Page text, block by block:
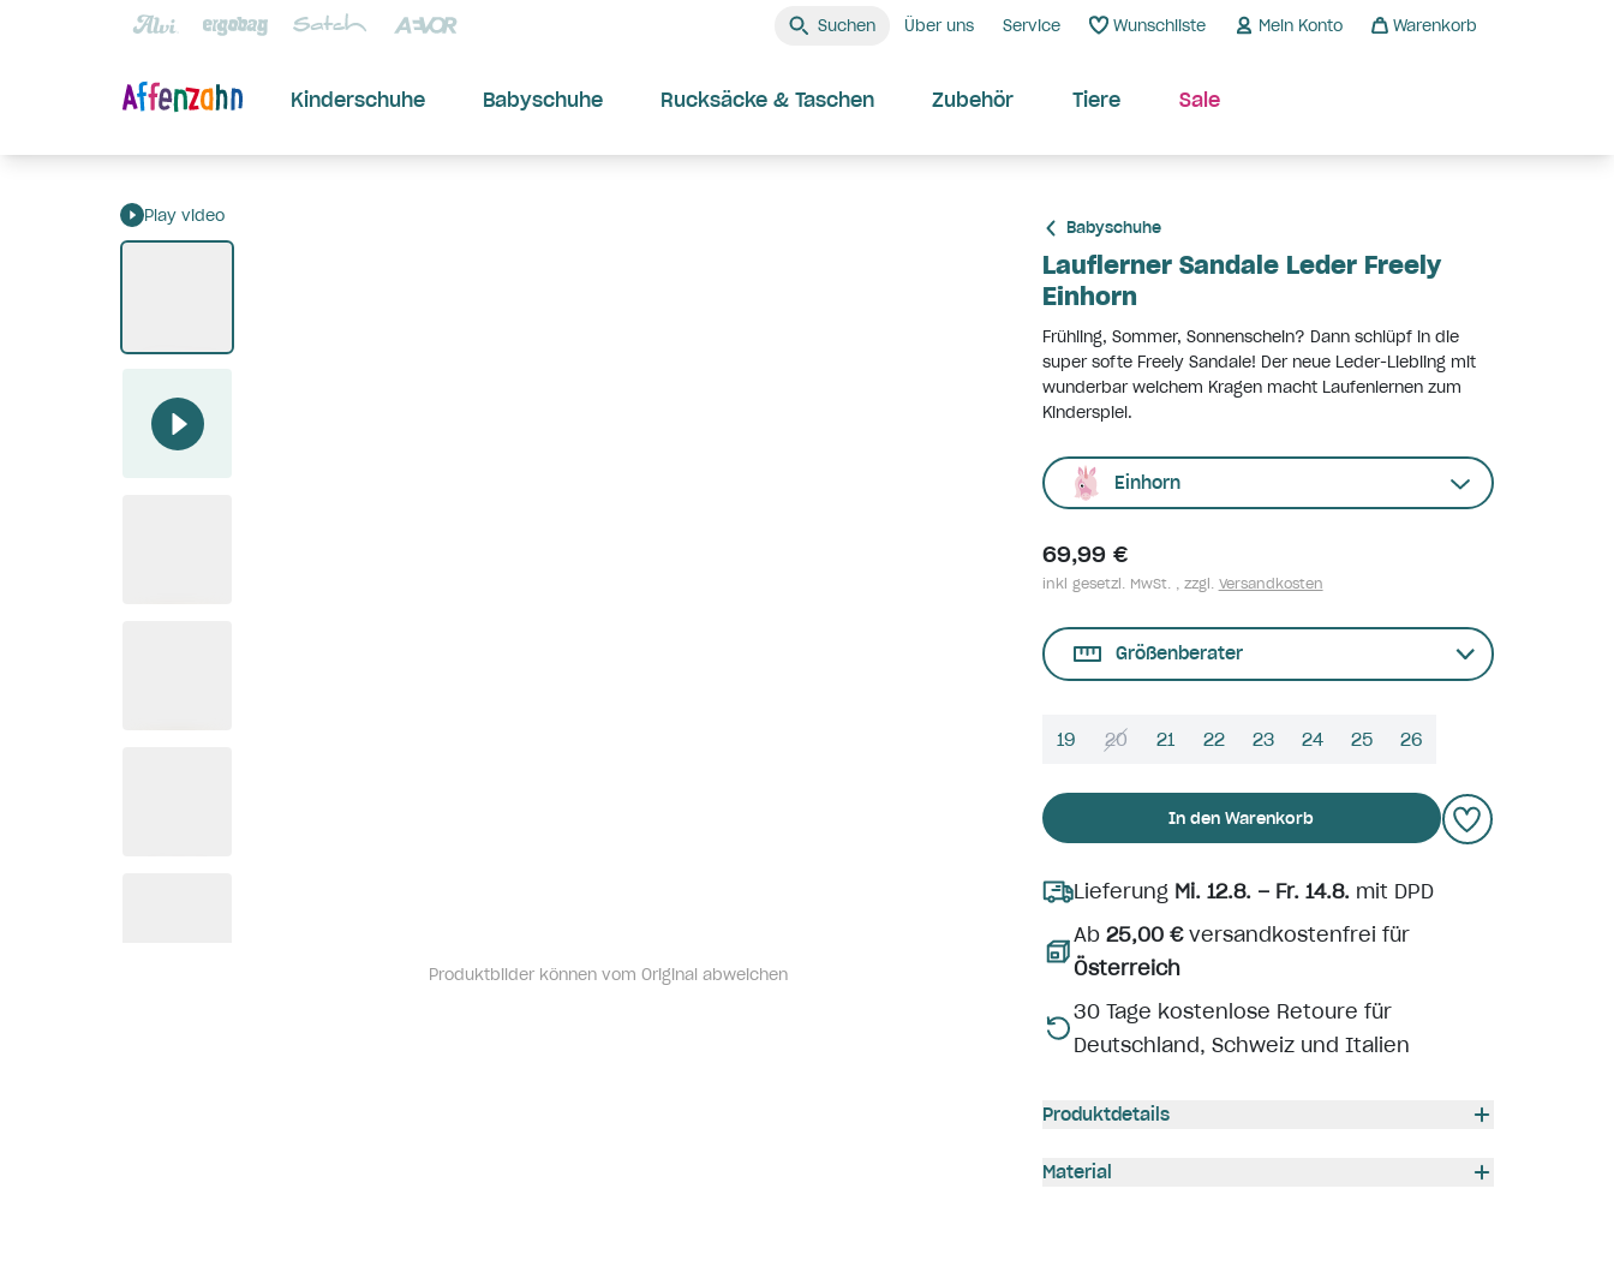
Suchen Über uns Service Wunschliste Mein Konto Warenkorb
Kinderschuhe Babyschuhe Rucksäcke & Taschen Zubehör Tiere Sale
Play video
Produktbilder können vom Original abweichen
Babyschuhe
Lauflerner Sandale Leder Freely
Einhorn
Frühling, Sommer, Sonnenschein? Dann schlüpf in die
super softe Freely Sandale! Der neue Leder-Liebling mit
wunderbar weichem Kragen macht Laufenlernen zum
Kinderspiel.
Einhorn
69,99 €
inkl gesetzl. MwSt. , zzgl. Versandkosten
Größenberater
19 20 21 22 23 24 25 26
In den Warenkorb
Lieferung Mi. 12.8. – Fr. 14.8.mit DPD
Ab 25,00 €versandkostenfrei für
Österreich
30 Tage kostenlose Retoure für
Deutschland, Schweiz und Italien
Produktdetails
Material